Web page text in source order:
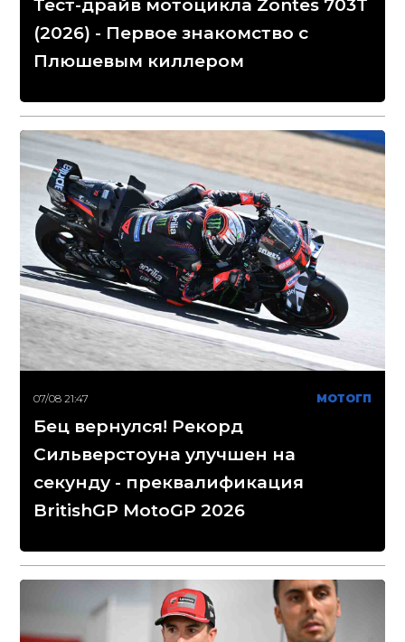
Тест-драйв мотоцикла Zontes 703T
(2026) - Первое знакомство с
Плюшевым киллером
07/08 21:47 МОТОГП
Бец вернулся! Рекорд
Сильверстоуна улучшен на
секунду - преквалификация
BritishGP MotoGP 2026